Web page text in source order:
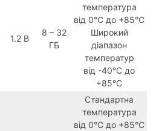
1.2 В
8 – 32
ГБ
температура
від 0°C до +85°C
Широкий
діапазон
температур
від -40°C до
+85°C
Стандартна
температура
від 0°C до +85°C